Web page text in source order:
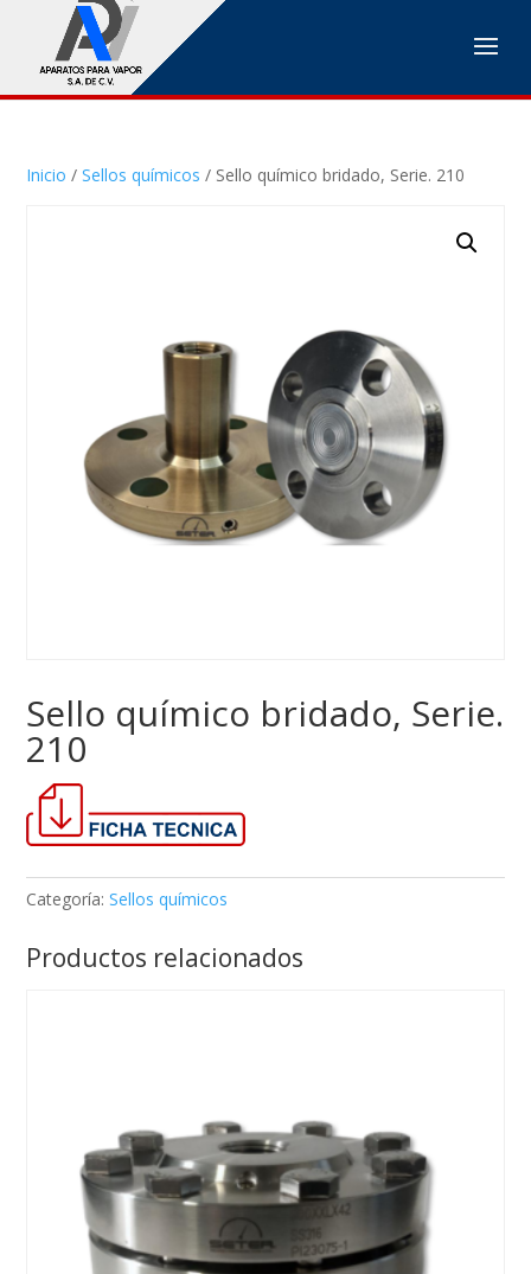
Inicio /Sellos químicos / Sello químico bridado, Serie. 210
Sello químico bridado, Serie.
210
Categoría:Sellos químicos
Productos relacionados